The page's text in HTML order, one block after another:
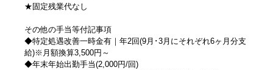
★固定残業代なし
その他の手当等付記事項
◆特定処遇改善一時金有｜年2回(9月･3月にそれぞれ6ヶ月分支
給)※月額換算3,500円～
◆年末年始出勤手当(2,000円/回)